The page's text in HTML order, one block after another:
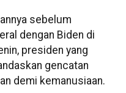
sebelum
dengan Biden di
presiden yang
gencatan
demi kemanusiaan.